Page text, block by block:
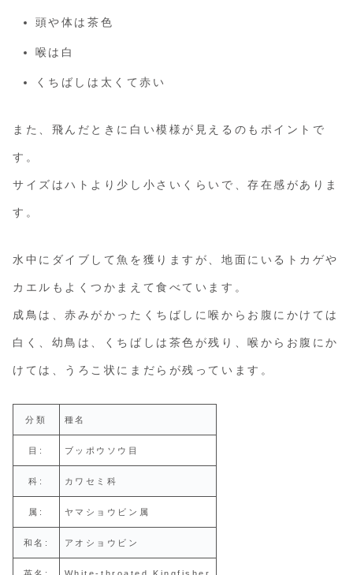
頭や体は茶色
喉は白
くちばしは太くて赤い
また、飛んだときに白い模様が見えるのもポイントで
す。
サイズはハトより少し小さいくらいで、存在感がありま
す。
水中にダイブして魚を獲りますが、地面にいるトカゲや
カエルもよくつかまえて食べています。
成鳥は、赤みがかったくちばしに喉からお腹にかけては
白く、幼鳥は、くちばしは茶色が残り、喉からお腹にか
けては、うろこ状にまだらが残っています。
分類 種名
目: ブッポウソウ目
科: カワセミ科
属: ヤマショウビン属
和名: アオショウビン